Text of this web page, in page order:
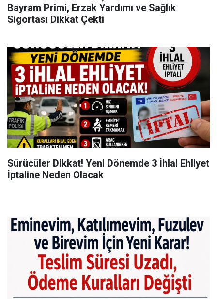
Bayram Primi, Erzak Yardımı ve Sağlık
Sigortası Dikkat Çekti
Sürücüler Dikkat! Yeni Dönemde 3 İhlal Ehliyet
İptaline Neden Olacak